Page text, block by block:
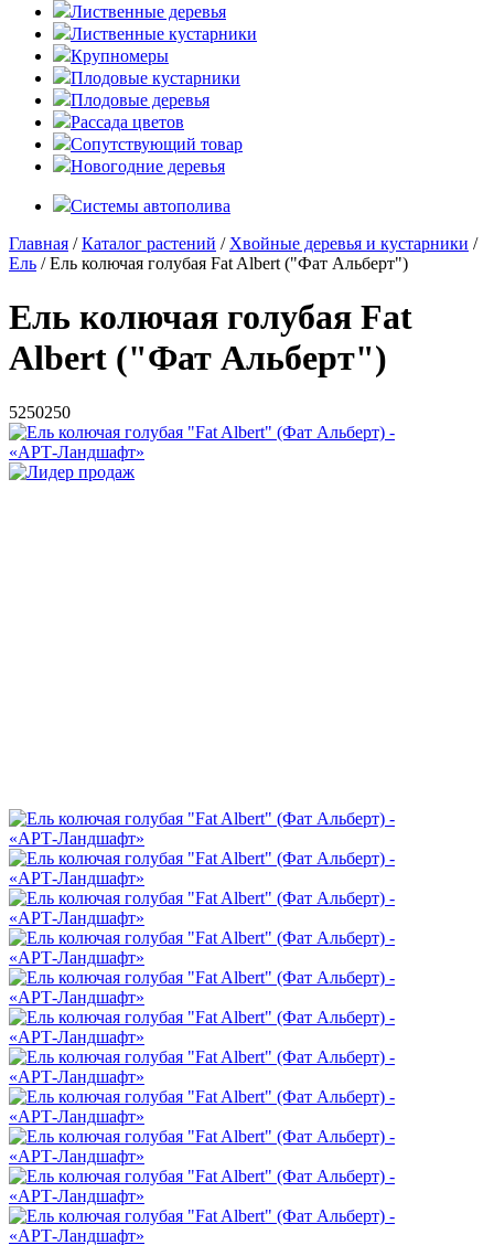
Лиственные деревья
Лиственные кустарники
Крупномеры
Плодовые кустарники
Плодовые деревья
Рассада цветов
Сопутствующий товар
Новогодние деревья
Системы автополива
Главная /Каталог растений / Хвойные деревья и кустарники /
Ель / Ель колючая голубая Fat Albert ("Фат Альберт")
Ель колючая голубая Fat
Albert ("Фат Альберт")
5250250